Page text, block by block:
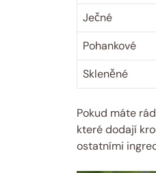
Ječné
Pohankové
Skleněné
Pokud máte
které dodají
ostatními